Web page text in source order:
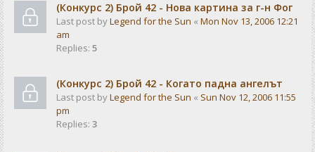
(Конкурс 2) Брой 42 - Нова картина за г-н Фог
Last post byLegend for the Sun « Mon Nov 13, 2006 12:21
am
Replies: 5
(Конкурс 2) Брой 42 - Когато падна ангелът
Last post byLegend for the Sun « Sun Nov 12, 2006 11:55
pm
Replies: 3